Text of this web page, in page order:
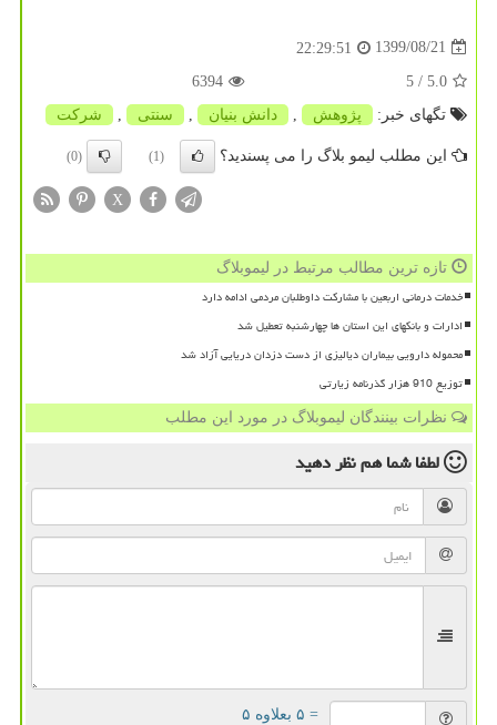
1399/08/21
22:29:51
5.0
/ 5
6394
تگهای خبر:
پژوهش , دانش بنیان , سنتی , شركت
این مطلب لیمو بلاگ را می پسندید؟ (1)
(0)
X
تازه ترین مطالب مرتبط در لیموبلاگ
خدمات درمانی اربعین با مشارکت داوطلبان مردمی ادامه دارد
ادارات و بانکهای این استان ها چهارشنبه تعطیل شد
محموله دارویی بیماران دیالیزی از دست دزدان دریایی آزاد شد
توزیع 910 هزار گذرنامه زیارتی
نظرات بینندگان لیموبلاگ در مورد این مطلب
لطفا شما همنظر دهید
= ۵ بعلاوه ۵